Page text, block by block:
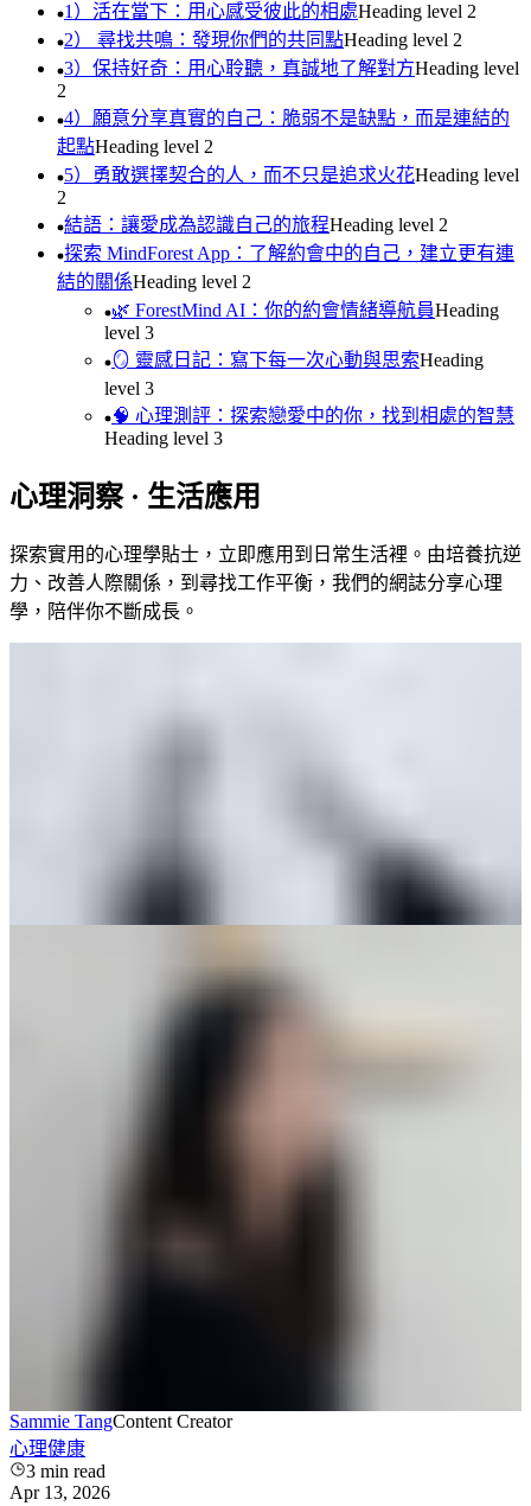
1）活在當下：用心感受彼此的相處Heading level 2
2） 尋找共鳴：發現你們的共同點Heading level 2
3）保持好奇：用心聆聽，真誠地了解對方Heading level
2
4）願意分享真實的自己：脆弱不是缺點，而是連結的
起點Heading level 2
5）勇敢選擇契合的人，而不只是追求火花Heading level
2
結語：讓愛成為認識自己的旅程Heading level 2
探索 MindForest App：了解約會中的自己，建立更有連
結的關係Heading level 2
🌿 ForestMind AI：你的約會情緒導航員Heading
level 3
🪞 靈感日記：寫下每一次心動與思索Heading
level 3
🧠 心理測評：探索戀愛中的你，找到相處的智慧
Heading level 3
心理洞察 · 生活應用
探索實用的心理學貼士，立即應用到日常生活裡。由培養抗逆
力、改善人際關係，到尋找工作平衡，我們的網誌分享心理
學，陪伴你不斷成長。
Sammie TangContent Creator
心理健康
3 min read
Apr 13, 2026